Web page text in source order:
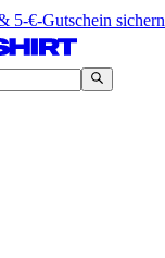
5-€-Gutschein sichern